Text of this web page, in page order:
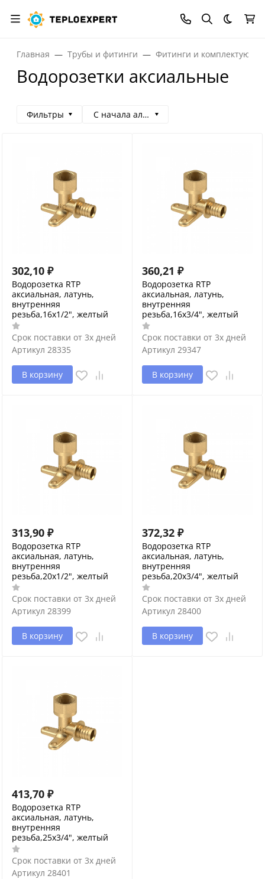
Темная
Главная Трубы и фитинги Фитинги и
Водорозетки аксиальные
Фильтры С начала алфавита
302,10 ₽
Водорозетка RTP
аксиальная, латунь,
внутренняя
резьба,16х1/2", желтый
Срок поставки от 3х дней
Артикул 28335
В корзину
360,21 ₽
Водорозетка RTP
аксиальная, латунь,
внутренняя
резьба,16х3/4", желтый
Срок поставки от 3х дней
Артикул 29347
В корзину
313,90 ₽
Водорозетка RTP
аксиальная, латунь,
внутренняя
резьба,20х1/2", желтый
Срок поставки от 3х дней
Артикул 28399
В корзину
372,32 ₽
Водорозетка RTP
аксиальная, латунь,
внутренняя
резьба,20х3/4", желтый
Срок поставки от 3х дней
Артикул 28400
В корзину
413,70 ₽
Водорозетка RTP
аксиальная, латунь,
внутренняя
резьба,25х3/4", желтый
Срок поставки от 3х дней
Артикул 28401